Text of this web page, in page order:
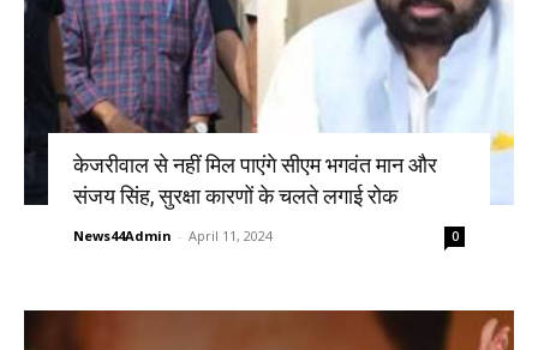
केजरीवाल से नहीं मिल पाएंगे सीएम भगवंत मान और
संजय सिंह, सुरक्षा कारणों के चलते लगाई रोक
News44Admin - April 11, 2024 0